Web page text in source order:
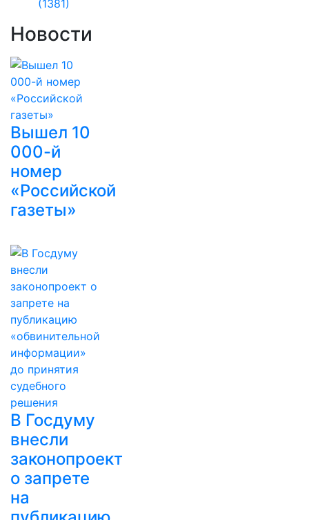
(1381)
Новости
Вышел 10
000-й
номер
«Российской
газеты»
В Госдуму
внесли
законопроект
о запрете
на